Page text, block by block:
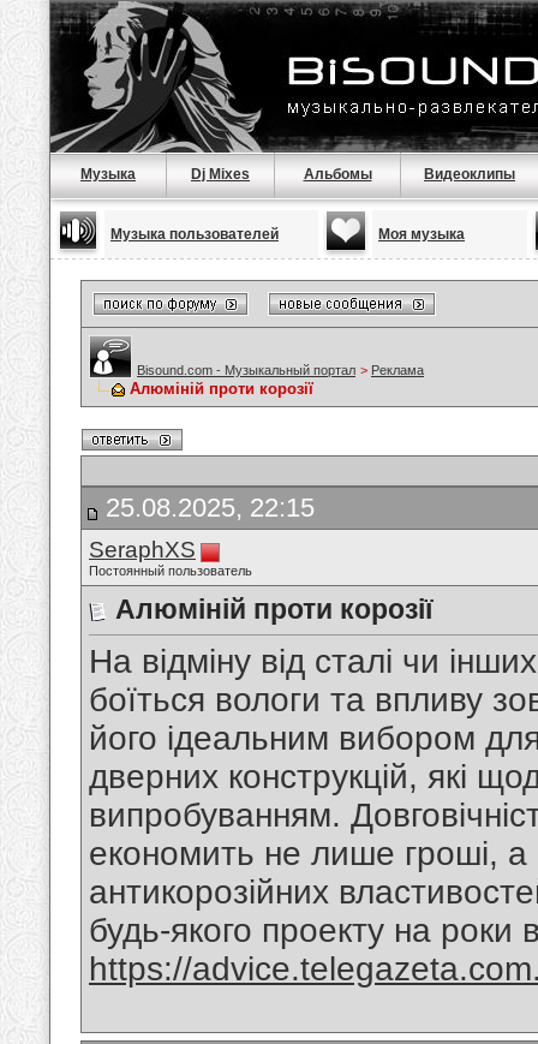
Музыка Dj Mixes Альбомы Видеоклипы
Музыка пользователей Моя музыка
Bisound.com - Музыкальный портал > Реклама
Алюміній проти корозії
25.08.2025, 22:15
SeraphXS
Постоянный пользователь
Алюміній проти корозії
На відміну від сталі чи
боїться вологи та впливу
його ідеальним вибором
дверних конструкцій, які
випробуванням.
економить не лише гроші,
антикорозійних
будь-якого проекту на роки
https://